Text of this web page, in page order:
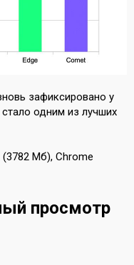
зафиксировано у
одним из лучших
Мб), Chrome
просмотр